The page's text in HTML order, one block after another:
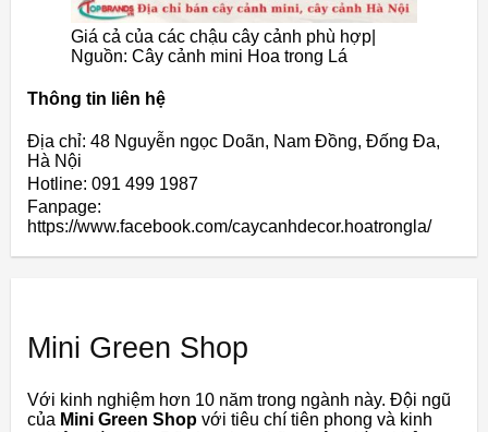
Giá cả của các chậu cây cảnh phù hợp|
Nguồn: Cây cảnh mini Hoa trong Lá
Thông tin liên hệ
Địa chỉ: 48 Nguyễn ngọc Doãn, Nam Đồng, Đống Đa,
Hà Nội
Hotline: 091 499 1987
Fanpage:
https://www.facebook.com/caycanhdecor.hoatrongla/
Mini Green Shop
Với kinh nghiệm hơn 10 năm trong ngành này. Đội ngũ
của Mini Green Shop với tiêu chí tiên phong và kinh